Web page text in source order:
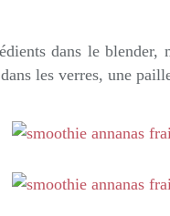
dans le
les verres, une